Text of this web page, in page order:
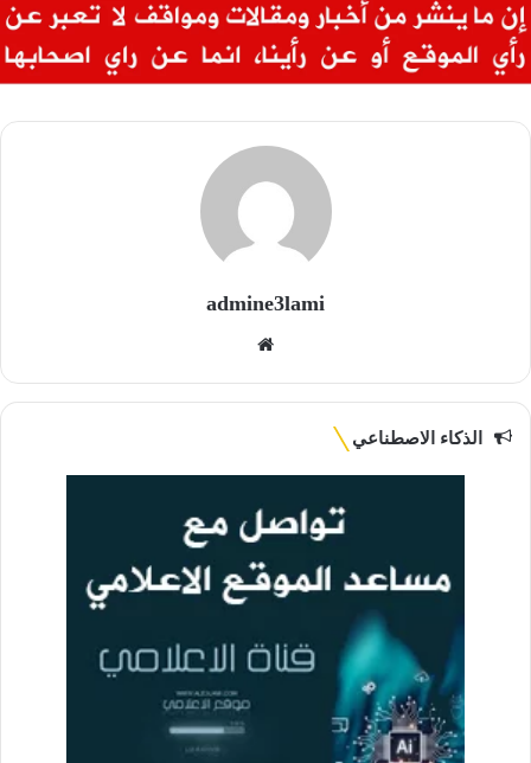
admine3lami
الذكاء الاصطناعي